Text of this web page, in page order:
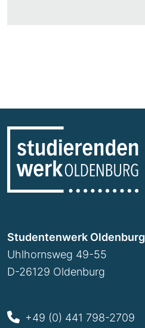
Studentenwerk Oldenburg
Uhlhornsweg 49-55
D-26129 Oldenburg
+49 (0) 441 798-2709